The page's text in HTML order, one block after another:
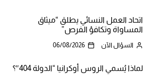
اتحاد العمل النسائي يطلق “ميثاق
المساواة وتكافؤ الفرص”
السؤال الآن 06/08/2026
لماذا يُسمي الروس أوكرانيا “الدولة 404″؟